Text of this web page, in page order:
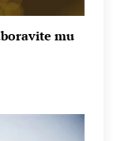
mu